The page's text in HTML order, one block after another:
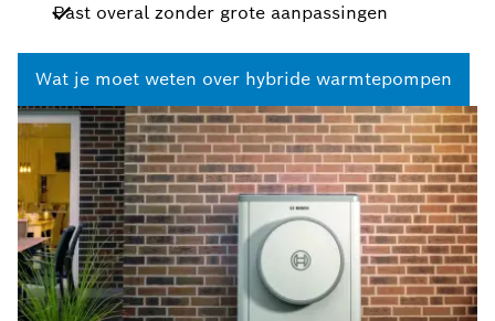
Past overal zonder grote aanpassingen
Wat je moet weten over hybride warmtepompen